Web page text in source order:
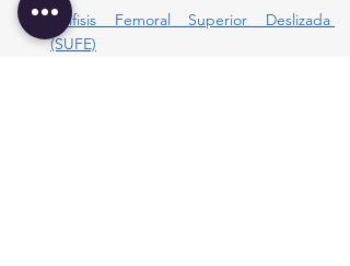
Epífisis Femoral Superior Deslizada
(SUFE)